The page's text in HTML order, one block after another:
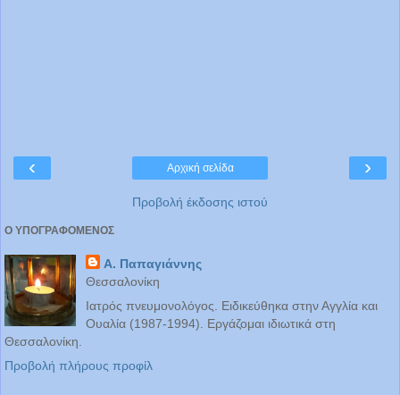
‹ ›
Αρχική σελίδα
Προβολή έκδοσης ιστού
Ο ΥΠΟΓΡΑΦΟΜΕΝΟΣ
Α. Παπαγιάννης
Θεσσαλονίκη
Ιατρός πνευμονολόγος. Ειδικεύθηκα στην Αγγλία και
Ουαλία (1987-1994). Εργάζομαι ιδιωτικά στη
Θεσσαλονίκη.
Προβολή πλήρους προφίλ